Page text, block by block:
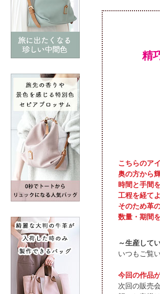
精
こちらのア
奥の方から
時間と手間
工程を経て
そのため革
数量・期間
～生産して
いつもご覧
今回の作品
次回の販売